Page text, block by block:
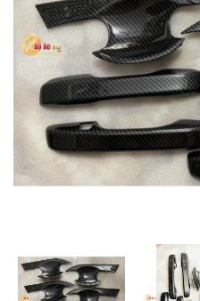
KIA
TOYOTA
HONDA
MAZDA
SUBARU
CHEVROLET
MERCEDES